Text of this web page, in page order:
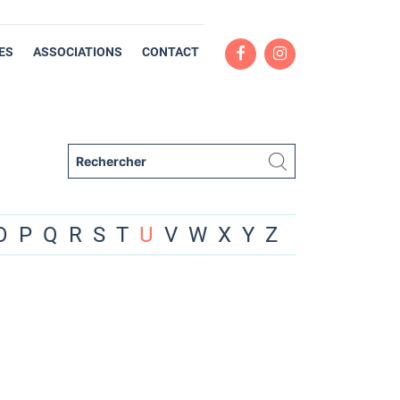
ASSOCIATIONS CONTACT
P Q R S T U V W X Y Z